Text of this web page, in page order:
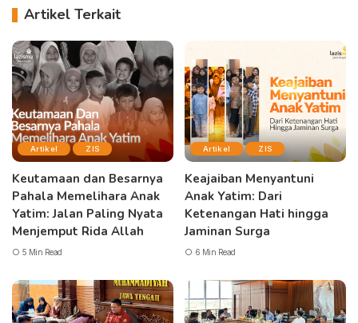
Artikel Terkait
Artikel ZIS
Keutamaan dan Besarnya
Pahala Memelihara Anak
Yatim: Jalan Paling Nyata
Menjemput Rida Allah
5 Min Read
Artikel ZIS
Keajaiban Menyantuni
Anak Yatim: Dari
Ketenangan Hati hingga
Jaminan Surga
6 Min Read